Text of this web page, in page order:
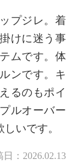
プジレ。着
けに迷う事
ムです。体
ンです。キ
るのもポイ
ルオーバー
いです。
： 2026.02.13